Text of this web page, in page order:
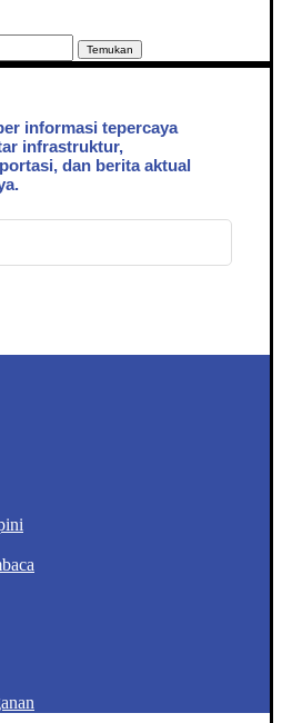
Temukan
informasi tepercaya
infrastruktur,
dan berita aktual